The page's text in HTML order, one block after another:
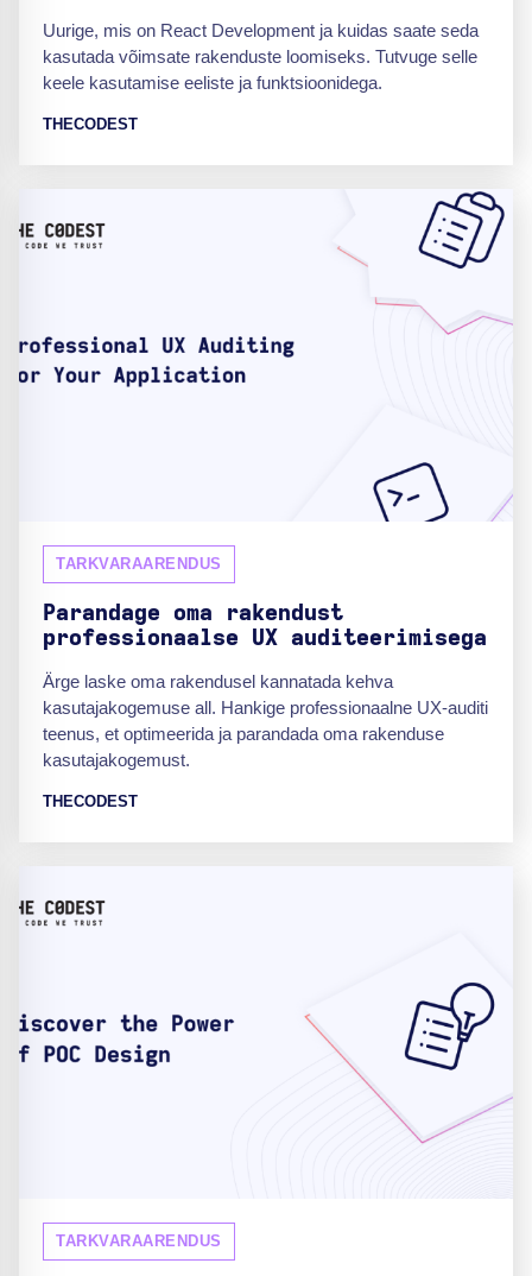
Uurige, mis on React Development ja kuidas saate seda
kasutada võimsate rakenduste loomiseks. Tutvuge selle
keele kasutamise eeliste ja funktsioonidega.
THECODEST
TARKVARAARENDUS
Parandage oma rakendust
professionaalse UX auditeerimisega
Ärge laske oma rakendusel kannatada kehva
kasutajakogemuse all. Hankige professionaalne UX-auditi
teenus, et optimeerida ja parandada oma rakenduse
kasutajakogemust.
THECODEST
TARKVARAARENDUS